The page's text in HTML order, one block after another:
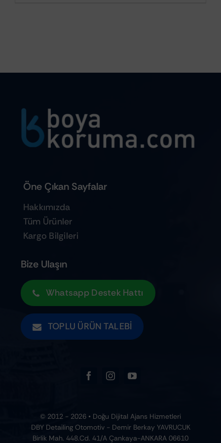
Öne Çıkan Sayfalar
Hakkımızda
Tüm Ürünler
Kargo Bilgileri
Bize Ulaşın
Whatsapp Destek Hattı
TOPLU ÜRÜN TALEBI
© 2012 - 2026 • Doğu Dijital Ajans Hizmetleri
DBY Detailing Otomotiv - Demir Berkay YAVRUCUK
Birlik Mah. 448.Cd. 41/A Çankaya-ANKARA 06610